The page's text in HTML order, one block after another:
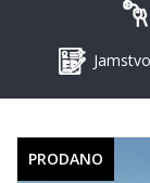
PRODANO